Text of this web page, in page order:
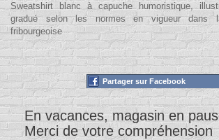
Sweatshirt blanc à capuche humoristique,
gradué selon les normes en vigueur dans
fribourgeoise
Partager sur Facebook
En vacances, magasin en
Merci de votre compréhension